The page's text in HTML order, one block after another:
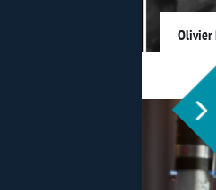
Olivier